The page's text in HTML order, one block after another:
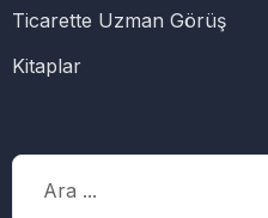
Ticarette Uzman Görüş
Kitaplar